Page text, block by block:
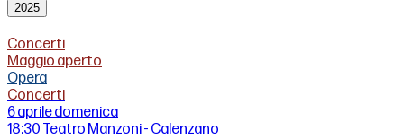
2025
Concerti
Maggio aperto
Opera
Concerti
6 apriledomenica
18:30 Teatro Manzoni - Calenzano